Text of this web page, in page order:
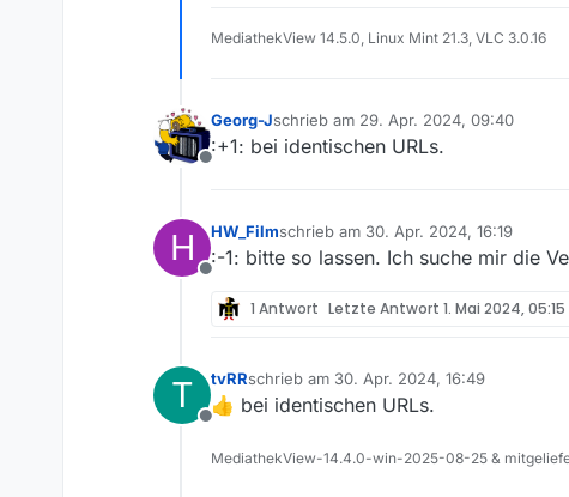
MediathekView 14.5.0, Linux Mint 21.3, VLC 3.0.16
Offline
Georg-Jschrieb am 29. Apr. 2024, 09:40
zuletzt editiert von
:+1: bei identischen URLs.
H
Offline
HW_Filmschrieb am 30. Apr. 2024, 16:19
zuletzt editiert von
:-1: bitte so lassen. Ich suche mir die
1 Antwort Letzte Antwort 1. Mai 2024, 05:15
T
Offline
tvRRschrieb am 30. Apr. 2024, 16:49
zuletzt editiert von
👍 bei identischen URLs.
MediathekView-14.4.0-win-2025-08-25 &